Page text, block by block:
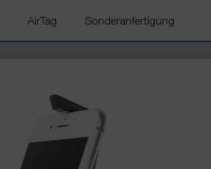
AirTag Sonderanfertigung